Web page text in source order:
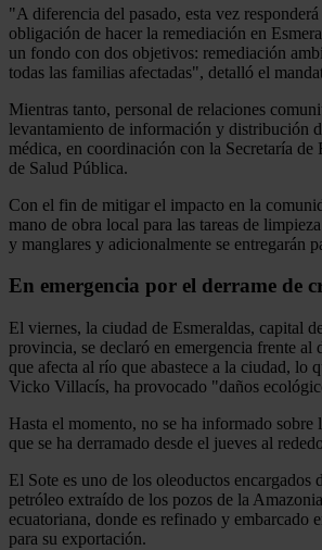
"A diferencia del pasado, esta vez
obligación de hacer la remediación en
un fondo con dos objetivos: remediación
todas las familias afectadas", detalló el
Mientras tanto, personal de relaciones
levantamiento de información y distribución
médica, en coordinación con la Secretaría
de Salud Pública.
Con el fin de mitigar el impacto en la
mano de obra local para las tareas de
y manglares y adicionalmente se entregarán
En emergencia por el derrame de
El viernes, la ciudad de Esmeraldas, capital
provincia, se declaró en emergencia frente al
que afecta al río que abastece a la ciudad, lo
Vicko Villacís, ha provocado "daños
Hasta el momento, no se ha informado sobre
que se ha derramado desde el jueves al
El Sote es uno de los oleoductos encargados
petróleo extraído de los pozos de la
ecuatoriana, donde es refinado y embarcado
para su exportación.